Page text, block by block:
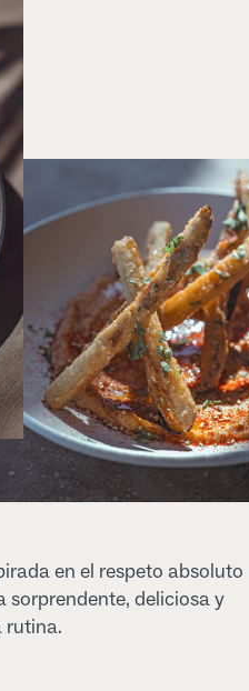
en el respeto absoluto
sorprendente, deliciosa y
rutina.